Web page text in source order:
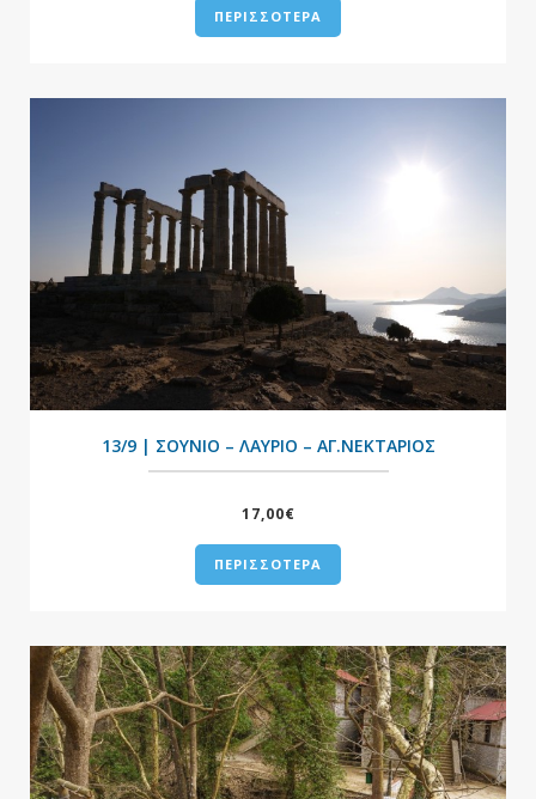
ΠΕΡΙΣΣΟΤΕΡΑ
+
13/9 | ΣΟΥΝΙΟ – ΛΑΥΡΙΟ – ΑΓ.ΝΕΚΤΑΡΙΟΣ
17,00€
ΠΕΡΙΣΣΟΤΕΡΑ